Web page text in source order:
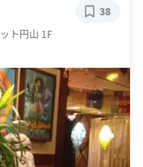
ト円山 1F
38